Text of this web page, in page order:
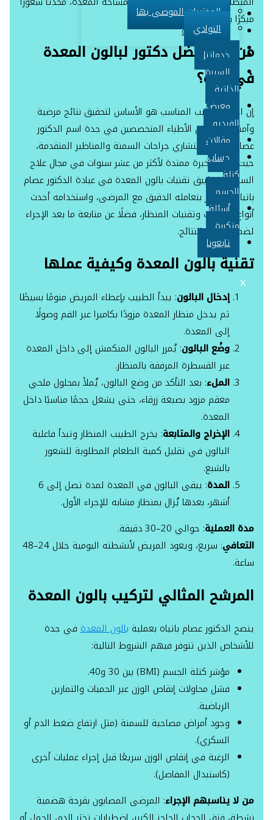
حساب كتلة الجسم
أسئلة متكررة
تابعونا
X
المختبرات الموصى بها
النوادي
خدماتنا
السيرة
الذاتية
معرض
الفيديو
مقالات
حساب
كتلة
الجسم
أسئلة
متكررة
تابعونا
X
مبكرًا بالشبع.ف
من هو أفضل دكتور لبالون المعدة
في جدة؟
إن اختيار الطبيب المناسب هو الأساس لتحقيق نتائج مرضية
وآمنة. يبرز ضمن الأطباء المتخصصين في جدة اسم الدكتور
عصام باتياه، استشاري جراحات السمنة والمناظير المتقدمة،
حيث يتمتع بخبرة ممتدة لأكثر من عشر سنوات في مجال علاج
السمنة وتطبيق تقنيات بالون المعدة في عيادة الدكتور عصام
باتياه. يشتهر بتعامله الدقيق مع المرضى، واستخدامه أحدث
أنواع البالونات وتقنيات المنظار، فضلًا عن متابعة ما بعد الإجراء
لضمان أفضل النتائج.
تقنية بالون المعدة وكيفية عملها
إدخال البالون: يبدأ الطبيب بإعطاء المريض منومًا بسيطًا
ثم يدخل منظار المعدة مزودًا بكاميرا عبر الفم وصولًا
إلى المعدة.
وضْع البالون: يُمرر البالون المنكمش إلى داخل المعدة
عبر القسطرة المرفقة بالمنظار.
الملء: بعد التأكد من وضع البالون، يُملأ بمحلول ملحي
معقم مزود بصبغة زرقاء، حتى يشغل حجمًا مناسبًا داخل
المعدة.
الإخراج والمتابعة: يخرج الطبيب المنظار وتبدأ فاعلية
البالون في تقليل كمية الطعام المطلوبة للشعور
بالشبع.
المدة
: يبقى البالون في المعدة لمدة تصل إلى 6
أشهر، بعدها يُزال بمنظار مشابه للإجراء الأول.
مدة العملية: حوالي 20–30 دقيقة.
التعافي
: سريع، ويعود المريض لأنشطته اليومية خلال 24–48
ساعة.
المرشح المثالي لتركيب بالون المعدة
ينصح الدكتور عصام باتياه بعملية بالون المعدة في جدة
للأشخاص الذين تتوفر فيهم الشروط التالية:
مؤشر كتلة الجسم (BMI) بين 30 و40.
فشل محاولات إنقاص الوزن عبر الحميات والتمارين
الرياضية.
وجود أمراض مصاحبة للسمنة (مثل ارتفاع ضغط الدم أو
السكري).
الرغبة في إنقاص الوزن سريعًا قبل إجراء عمليات أخرى
(كاستبدال المفاصل).
من لا يناسبهم الإجراء: المرضى المصابون بقرحة هضمية